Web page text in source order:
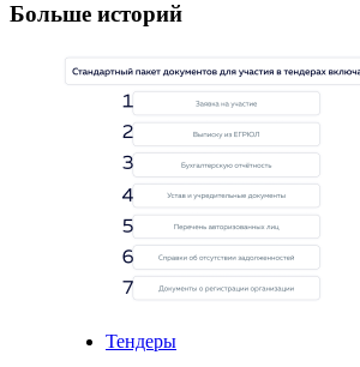
Больше историй
Тендеры